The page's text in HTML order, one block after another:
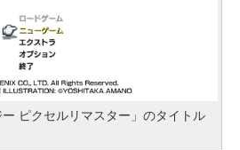
ー ピクセルリマスター」のタイトル